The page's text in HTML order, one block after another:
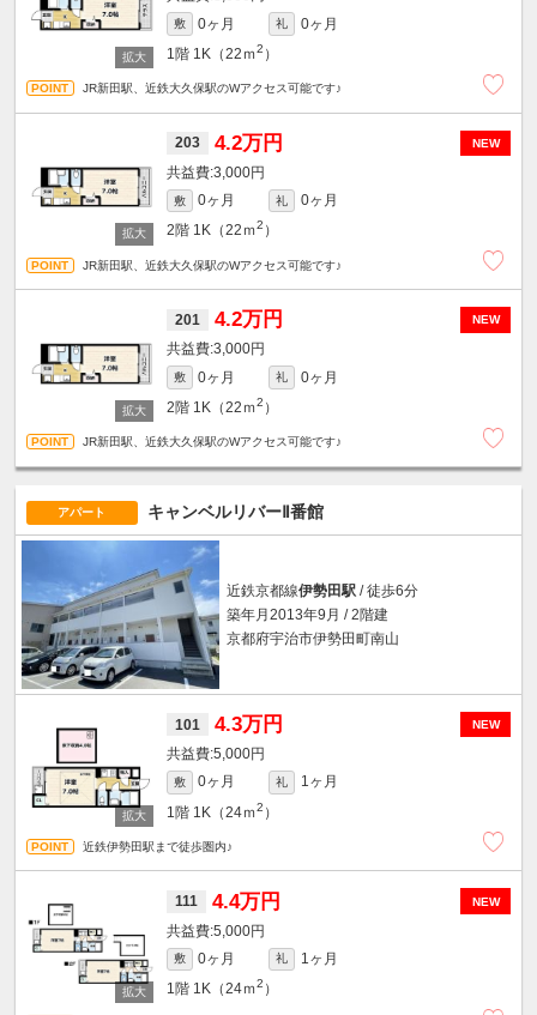
敷 0ヶ月 礼
0ヶ月
1階 1K（22ｍ2 ）
JR新田駅、近鉄大久保駅のWアクセス可能です♪
NEW
203 4.2万円
3,000円
敷 0ヶ月 礼
0ヶ月
2階 1K（22ｍ2 ）
JR新田駅、近鉄大久保駅のWアクセス可能です♪
NEW
201 4.2万円
3,000円
敷 0ヶ月 礼
0ヶ月
2階 1K（22ｍ2 ）
JR新田駅、近鉄大久保駅のWアクセス可能です♪
アパート キャンベルリバーⅡ番館
近鉄京都線伊勢田駅/ 徒歩6分
築年月2013年9月 / 2階建
京都府宇治市伊勢田町南山
NEW
101 4.3万円
5,000円
敷 0ヶ月 礼
1ヶ月
1階 1K（24ｍ2 ）
近鉄伊勢田駅まで徒歩圏内♪
NEW
111 4.4万円
5,000円
敷 0ヶ月 礼
1ヶ月
1階 1K（24ｍ2 ）